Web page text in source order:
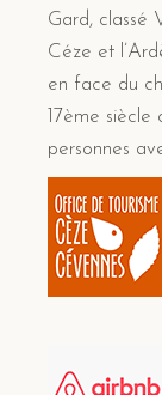
Gard, classé
Céze et
en face du
17ème
personnes